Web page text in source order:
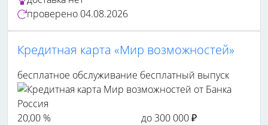
проверено 04.08.2026
Кредитная карта «Мир возможностей»
бесплатное обслуживание бесплатный выпуск
20,00 % до 300 000 ₽